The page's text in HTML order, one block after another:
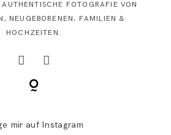
FOTOGRAFIE VON
NEUGEBORENEN, FAMILIEN &
HOCHZEITEN.
mir auf Instagram